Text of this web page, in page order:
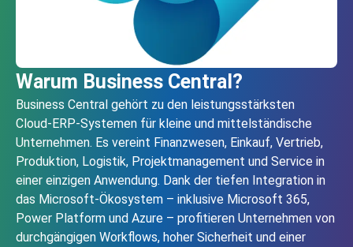
Warum Business Central?
Business Central gehört zu den leistungsstärksten
Cloud‑ERP-Systemen für kleine und mittelständische
Unternehmen. Es vereint Finanzwesen, Einkauf, Vertrieb,
Produktion, Logistik, Projektmanagement und Service in
einer einzigen Anwendung. Dank der tiefen Integration in
das Microsoft‑Ökosystem – inklusive Microsoft 365,
Power Platform und Azure – profitieren Unternehmen von
durchgängigen Workflows, hoher Sicherheit und einer